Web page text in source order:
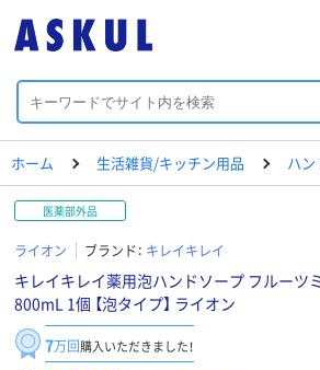
ホーム 生活雑貨/キッチン用品 ハ
医薬部外品
ライオン ブランド： キレイキレイ
キレイキレイ薬用泡ハンドソープ フルーツ
800mL 1個 【泡タイプ】 ライオン
7万回購入いただきました！